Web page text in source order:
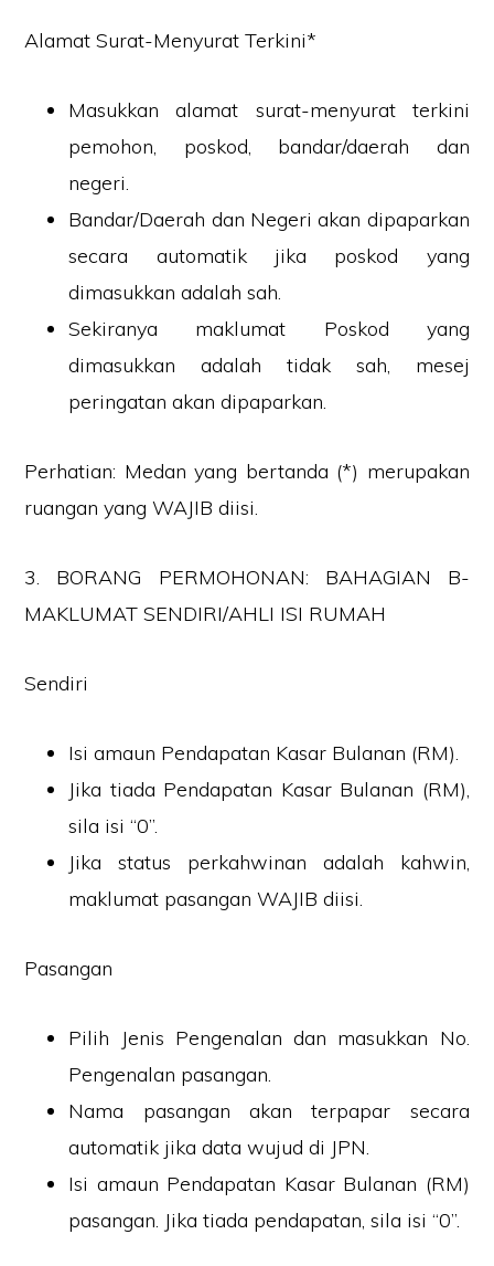
Alamat Surat-Menyurat Terkini*
Masukkan alamat surat-menyurat terkini
pemohon, poskod, bandar/daerah dan
negeri.
Bandar/Daerah dan Negeri akan dipaparkan
secara automatik jika poskod yang
dimasukkan adalah sah.
Sekiranya maklumat Poskod yang
dimasukkan adalah tidak sah, mesej
peringatan akan dipaparkan.
Perhatian: Medan yang bertanda (*) merupakan
ruangan yang WAJIB diisi.
3. BORANG PERMOHONAN: BAHAGIAN B-
MAKLUMAT SENDIRI/AHLI ISI RUMAH
Sendiri
Isi amaun Pendapatan Kasar Bulanan (RM).
Jika tiada Pendapatan Kasar Bulanan (RM),
sila isi “0”.
Jika status perkahwinan adalah kahwin,
maklumat pasangan WAJIB diisi.
Pasangan
Pilih Jenis Pengenalan dan masukkan No.
Pengenalan pasangan.
Nama pasangan akan terpapar secara
automatik jika data wujud di JPN.
Isi amaun Pendapatan Kasar Bulanan (RM)
pasangan. Jika tiada pendapatan, sila isi “0”.